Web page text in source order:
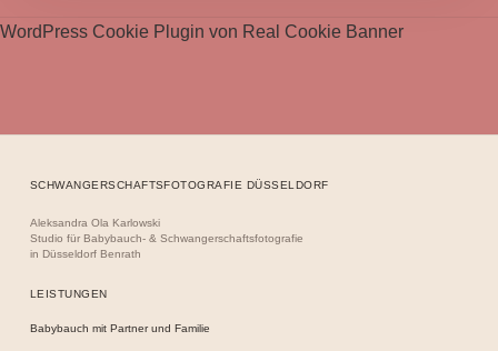
WordPress Cookie Plugin von Real Cookie Banner
SCHWANGERSCHAFTSFOTOGRAFIE DÜSSELDORF
Aleksandra Ola Karlowski
Studio für Babybauch- & Schwangerschaftsfotografie
in Düsseldorf Benrath
LEISTUNGEN
Babybauch mit Partner und Familie